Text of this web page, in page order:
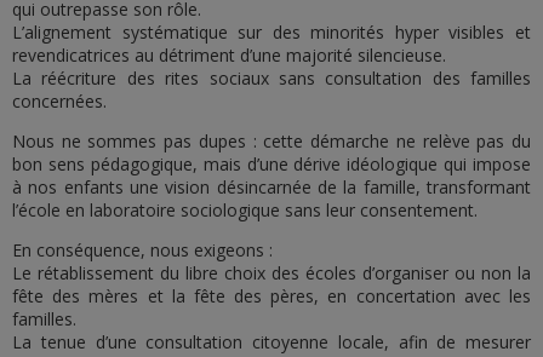
qui outrepasse son rôle.
L’alignement systématique sur des minorités hyper visibles et
revendicatrices au détriment d’une majorité silencieuse.
La réécriture des rites sociaux sans consultation des familles
concernées.
Nous ne sommes pas dupes : cette démarche ne relève pas du
bon sens pédagogique, mais d’une dérive idéologique qui impose
à nos enfants une vision désincarnée de la famille, transformant
l’école en laboratoire sociologique sans leur consentement.
En conséquence, nous exigeons :
Le rétablissement du libre choix des écoles d’organiser ou non la
fête des mères et la fête des pères, en concertation avec les
familles.
La tenue d’une consultation citoyenne locale, afin de mesurer